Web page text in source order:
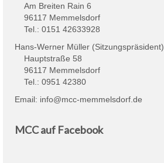
Am Breiten Rain 6
96117 Memmelsdorf
Tel.: 0151 42633928
Hans-Werner Müller (Sitzungspräsident)
Hauptstraße 58
96117 Memmelsdorf
Tel.: 0951 42380
Email: info@mcc-memmelsdorf.de
MCC auf Facebook